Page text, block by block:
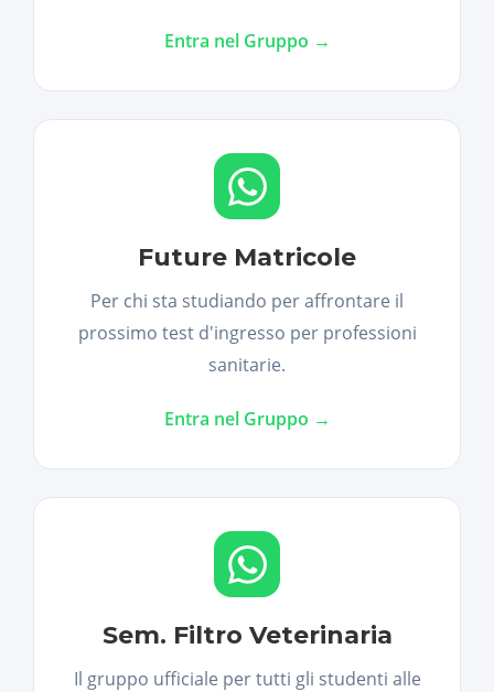
Entra nel Gruppo →
Future Matricole
Per chi sta studiando per affrontare il
prossimo test d'ingresso per professioni
sanitarie.
Entra nel Gruppo →
Sem. Filtro Veterinaria
Il gruppo ufficiale per tutti gli studenti alle